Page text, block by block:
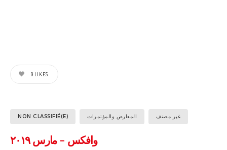
0 LIKES
NON CLASSIFIÉ(E) المعارض والمؤتمرات غير مصنف
وافكس – مارس ٢٠١٩